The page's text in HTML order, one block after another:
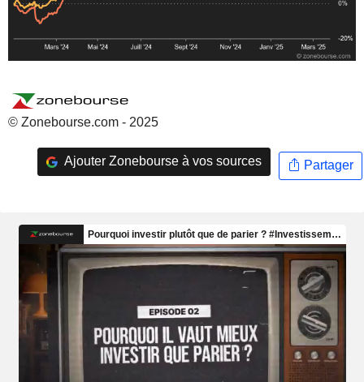
© Zonebourse.com - 2025
Ajouter Zonebourse à vos sources Partager